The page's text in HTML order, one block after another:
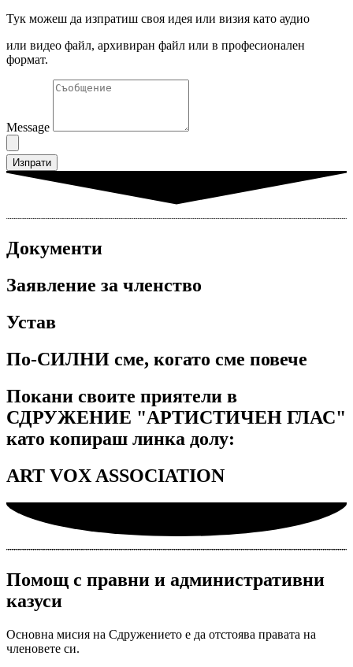
Тук можеш да изпратиш своя идея или визия като аудио
или видео файл, архивиран файл или в професионален
формат.
Message
Изпрати
Документи
Заявление за членство
Устав
По-СИЛНИ сме, когато сме повече
Покани своите приятели в
СДРУЖЕНИЕ "АРТИСТИЧЕН ГЛАС"
като копираш линка долу:
ART VOX ASSOCIATION
Помощ с правни и административни
казуси
Основна мисия на Сдружението е да отстоява правата на
членовете си.